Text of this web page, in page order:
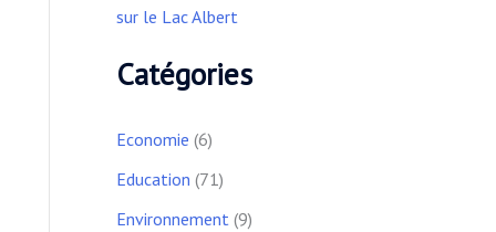
sur le Lac Albert
Catégories
Economie (6)
Education (71)
Environnement(9)